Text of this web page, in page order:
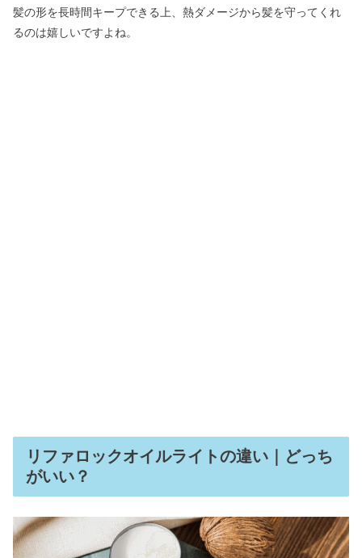
髪の形を長時間キープできる上、熱ダメージから髪を守ってくれ
るのは嬉しいですよね。
リファロックオイルライトの違い｜どっち
がいい？